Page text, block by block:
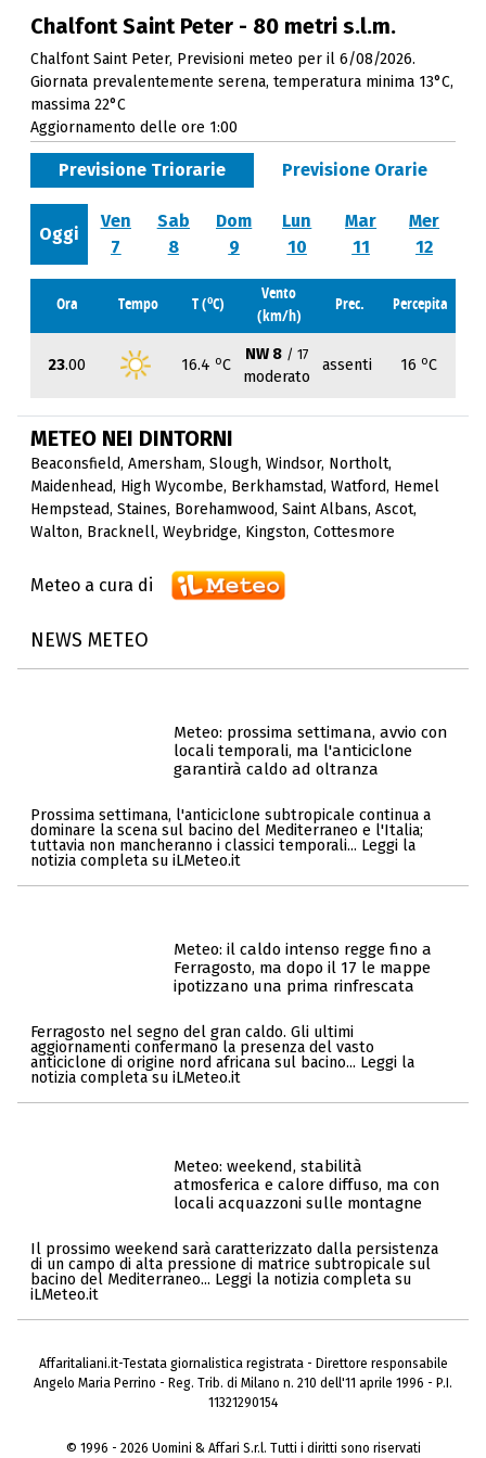
Chalfont Saint Peter - 80 metri s.l.m.
Chalfont Saint Peter, Previsioni meteo per il 6/08/2026.
Giornata prevalentemente serena, temperatura minima 13°C,
massima 22°C
Aggiornamento delle ore 1:00
Previsione Triorarie Previsione Orarie
Oggi
Ven
7
Sab
8
Dom
9
Lun
10
Mar
11
Mer
12
Ora Tempo T (oC)
Vento
(km/h)
Prec. Percepita
23.00 16.4 oC
NW 8 / 17
moderato
assenti 16 oC
METEO NEI DINTORNI
Beaconsfield, Amersham, Slough, Windsor, Northolt,
Maidenhead, High Wycombe, Berkhamstad, Watford, Hemel
Hempstead, Staines, Borehamwood, Saint Albans, Ascot,
Walton, Bracknell, Weybridge, Kingston, Cottesmore
Meteo a cura di
NEWS METEO
Meteo: prossima settimana, avvio con
locali temporali, ma l'anticiclone
garantirà caldo ad oltranza
Prossima settimana, l'anticiclone subtropicale continua a
dominare la scena sul bacino del Mediterraneo e l'Italia;
tuttavia non mancheranno i classici temporali... Leggi la
notizia completa su iLMeteo.it
Meteo: il caldo intenso regge fino a
Ferragosto, ma dopo il 17 le mappe
ipotizzano una prima rinfrescata
Ferragosto nel segno del gran caldo. Gli ultimi
aggiornamenti confermano la presenza del vasto
anticiclone di origine nord africana sul bacino... Leggi la
notizia completa su iLMeteo.it
Meteo: weekend, stabilità
atmosferica e calore diffuso, ma con
locali acquazzoni sulle montagne
Il prossimo weekend sarà caratterizzato dalla persistenza
di un campo di alta pressione di matrice subtropicale sul
bacino del Mediterraneo... Leggi la notizia completa su
iLMeteo.it
Affaritaliani.it-Testata giornalistica registrata - Direttore responsabile
Angelo Maria Perrino - Reg. Trib. di Milano n. 210 dell'11 aprile 1996 - P.I.
11321290154
© 1996 - 2026 Uomini & Affari S.r.l. Tutti i diritti sono riservati